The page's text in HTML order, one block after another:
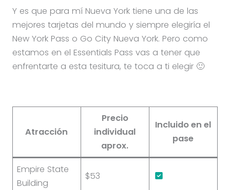
Y es que para mí Nueva York tiene una de las
mejores tarjetas del mundo y siempre elegiría el
New York Pass o Go City Nueva York. Pero como
estamos en el Essentials Pass vas a tener que
enfrentarte a esta tesitura, te toca a ti elegir 🙂
Atracción
Precio
individual
aprox.
Incluido en el
pase
Empire State
Building
$53